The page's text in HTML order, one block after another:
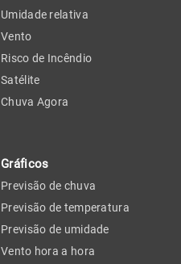
Umidade relativa
Vento
Risco de Incêndio
Satélite
Chuva Agora
Gráficos
Previsão de chuva
Previsão de temperatura
Previsão de umidade
Vento hora a hora